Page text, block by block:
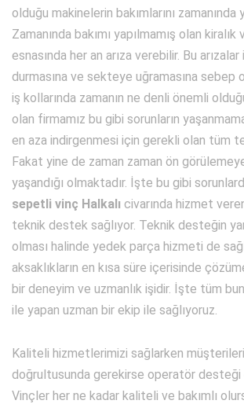
olduğu makinelerin bakımlarını zamanında
Zamanında bakımı yapılmamış olan
esnasında her an arıza verebilir. Bu
durmasına ve sekteye uğramasına sebep
iş kollarında zamanın ne denli önemli
olan firmamız bu gibi sorunların
en aza indirgenmesi için gerekli olan tüm
Fakat yine de zaman zaman ön
yaşandığı olmaktadır. İşte bu gibi
sepetli vinç Halkalı civarında hizmet
teknik destek sağlıyor. Teknik desteğin
olması halinde yedek parça hizmeti de
aksaklıkların en kısa süre içerisinde
bir deneyim ve uzmanlık işidir. İşte tüm
ile yapan uzman bir ekip ile sağlıyoruz.
Kaliteli hizmetlerimizi sağlarken
doğrultusunda gerekirse operatör desteği
Vinçler her ne kadar kaliteli ve bakımlı